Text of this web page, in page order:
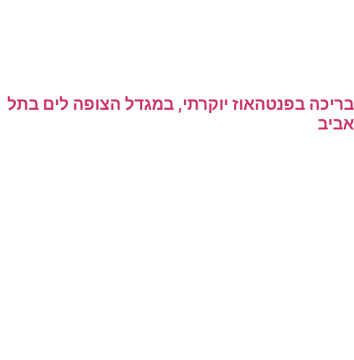
בריכה בפנטהאוז יוקרתי, במגדל הצופה לים בתל
אביב